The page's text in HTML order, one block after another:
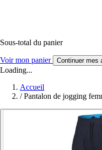
Sous-total du panier
Voir mon panier Continuer mes
Loading...
Accueil
/ Pantalon de jogging